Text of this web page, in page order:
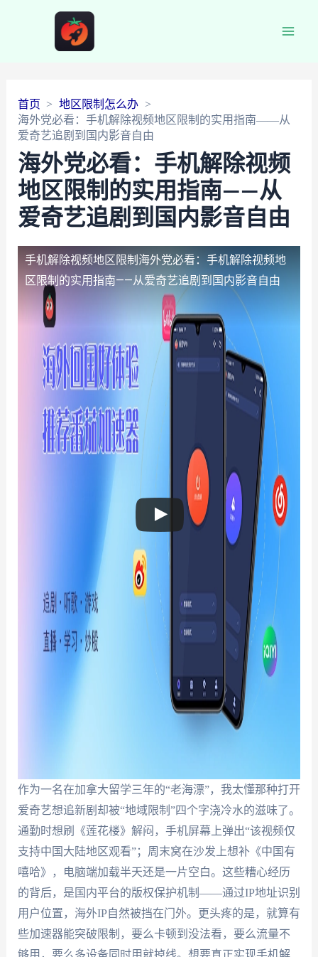
首页
地区限制怎么办
海外党必看：手机解除视频地区限制的实用指南——从
爱奇艺追剧到国内影音自由
海外党必看：手机解除视频
地区限制的实用指南——从
爱奇艺追剧到国内影音自由
手机解除视频地区限制 海外党必看：手机解除视频地
区限制的实用指南——从爱奇艺追剧到国内影音自由
作为一名在加拿大留学三年的“老海漂”，我太懂那种打开
爱奇艺想追新剧却被“地域限制”四个字浇冷水的滋味了。
通勤时想刷《莲花楼》解闷，手机屏幕上弹出“该视频仅
支持中国大陆地区观看”；周末窝在沙发上想补《中国有
嘻哈》，电脑端加载半天还是一片空白。这些糟心经历
的背后，是国内平台的版权保护机制——通过IP地址识别
用户位置，海外IP自然被挡在门外。更头疼的是，就算有
些加速器能突破限制，要么卡顿到没法看，要么流量不
够用，要么多设备同时用就掉线。想要真正实现手机解